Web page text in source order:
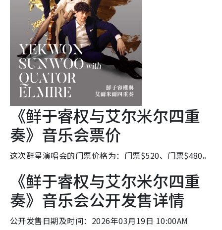
《鲜于睿权与艾尔米尔四重
奏》音乐会票价
这次群星演唱会的门票价格为：门票$520、门票$480。
《鲜于睿权与艾尔米尔四重
奏》音乐会公开发售详情
公开发售日期及时间：2026年03月19日 10:00AM